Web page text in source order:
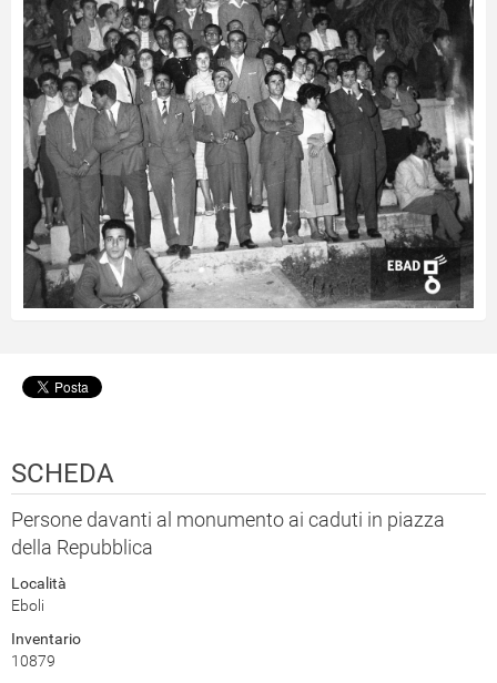
SCHEDA
Persone davanti al monumento ai caduti in piazza
della Repubblica
Località
Eboli
Inventario
10879